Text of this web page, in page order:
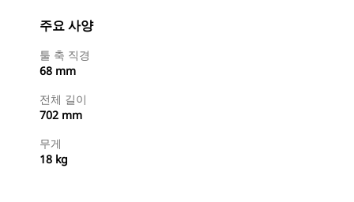
주요 사양
툴 축 직경
68 mm
전체 길이
702 mm
무게
18 kg